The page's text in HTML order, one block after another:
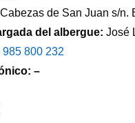
de San Juan s/n.
del albergue: José
985 800 232
–